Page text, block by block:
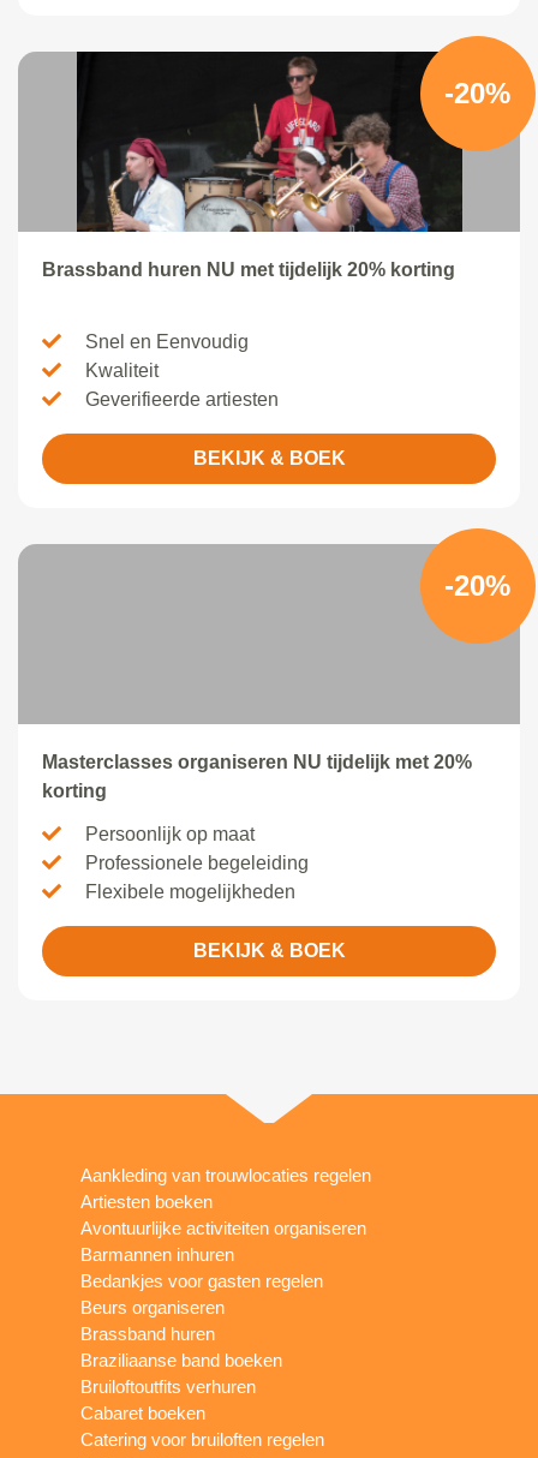
-20%
Brassband huren NU met tijdelijk 20% korting
Snel en Eenvoudig
Kwaliteit
Geverifieerde artiesten
BEKIJK & BOEK
-20%
Masterclasses organiseren NU tijdelijk met 20%
korting
Persoonlijk op maat
Professionele begeleiding
Flexibele mogelijkheden
BEKIJK & BOEK
Aankleding van trouwlocaties regelen
Artiesten boeken
Avontuurlijke activiteiten organiseren
Barmannen inhuren
Bedankjes voor gasten regelen
Beurs organiseren
Brassband huren
Braziliaanse band boeken
Bruiloftoutfits verhuren
Cabaret boeken
Catering voor bruiloften regelen